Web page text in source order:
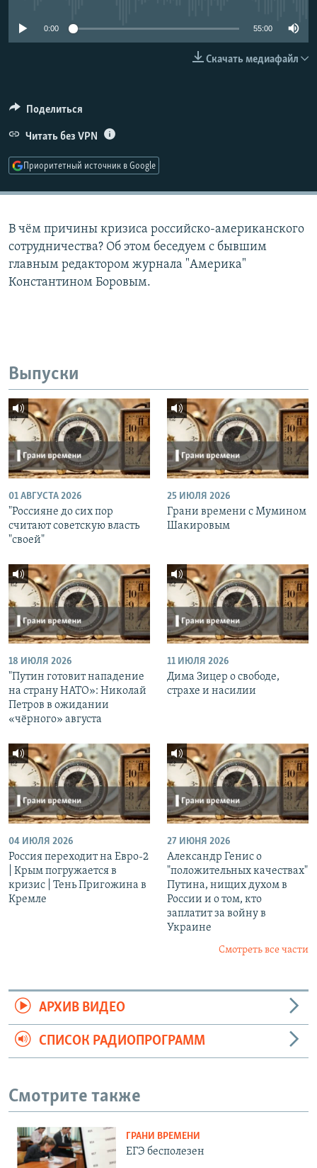
Все сайты РСЕ/РС
0:00 55:00
Скачать медиафайл
Поделиться
Читать без VPN
Приоритетный источник в Google
В чём причины кризиса российско-американского
сотрудничества? Об этом беседуем с бывшим
главным редактором журнала "Америка"
Константином Боровым.
Выпуски
01 АВГУСТА 2026
"Россияне до сих пор
считают советскую власть
"своей"
25 ИЮЛЯ 2026
Грани времени с Мумином
Шакировым
18 ИЮЛЯ 2026
"Путин готовит нападение
на страну НАТО»: Николай
Петров в ожидании
«чёрного» августа
11 ИЮЛЯ 2026
Дима Зицер о свободе,
страхе и насилии
04 ИЮЛЯ 2026
Россия переходит на Евро-2
| Крым погружается в
кризис | Тень Пригожина в
Кремле
27 ИЮНЯ 2026
Александр Генис о
"положительных качествах"
Путина, нищих духом в
России и о том, кто
заплатит за войну в
Украине
Смотреть все части
АРХИВ ВИДЕО
СПИСОК РАДИОПРОГРАММ
Смотрите также
ГРАНИ ВРЕМЕНИ
ЕГЭ бесполезен